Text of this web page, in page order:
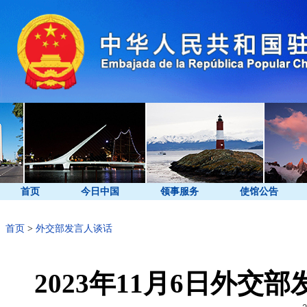
首页 今日中国 领事服务 使馆公告
首页 > 外交部发言人谈话
2023年11月6日外交